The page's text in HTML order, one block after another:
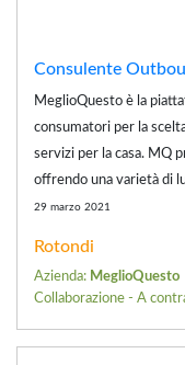
Consulente
MeglioQuesto è la
consumatori per la
servizi per la casa. MQ
offrendo una varietà di
29 marzo 2021
Rotondi
Azienda: MeglioQuesto
Collaborazione - A